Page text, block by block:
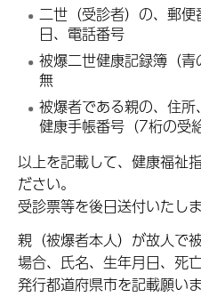
二世（受診者）の、郵
日、電話番号
被爆二世健康記録簿（
無
被爆者である親の、住
健康手帳番号（7桁の受
以上を記載して、健康福祉
ださい。
受診票等を後日送付いたしま
親（被爆者本人）が故人で
場合、氏名、生年月日、死
発行都道府県市を記載願いま